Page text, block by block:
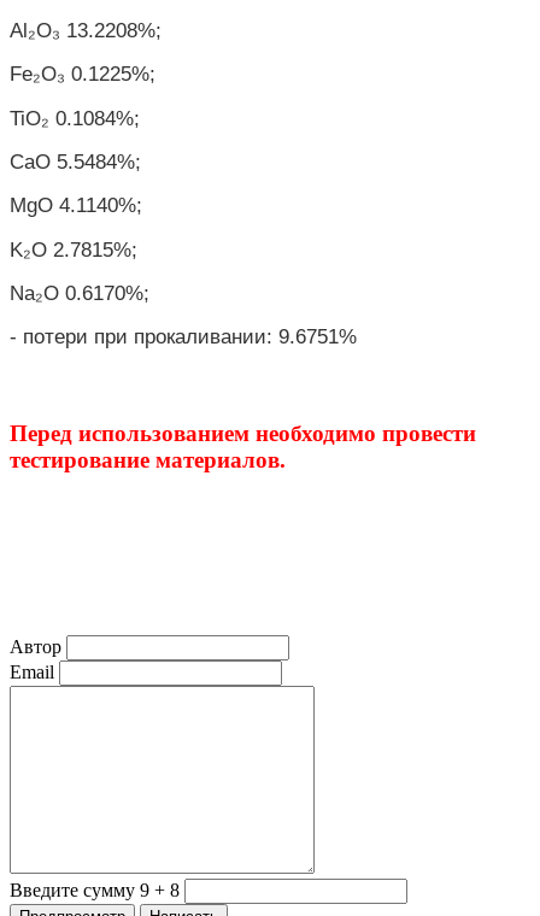
Al₂O₃ 13.2208%;
Fe₂O₃ 0.1225%;
TiO₂ 0.1084%;
CaO 5.5484%;
MgO 4.1140%;
K₂O 2.7815%;
Na₂O 0.6170%;
- потери при прокаливании: 9.6751%
Перед использованием необходимо провести
тестирование материалов.
Автор
Email
Введите сумму 9 + 8